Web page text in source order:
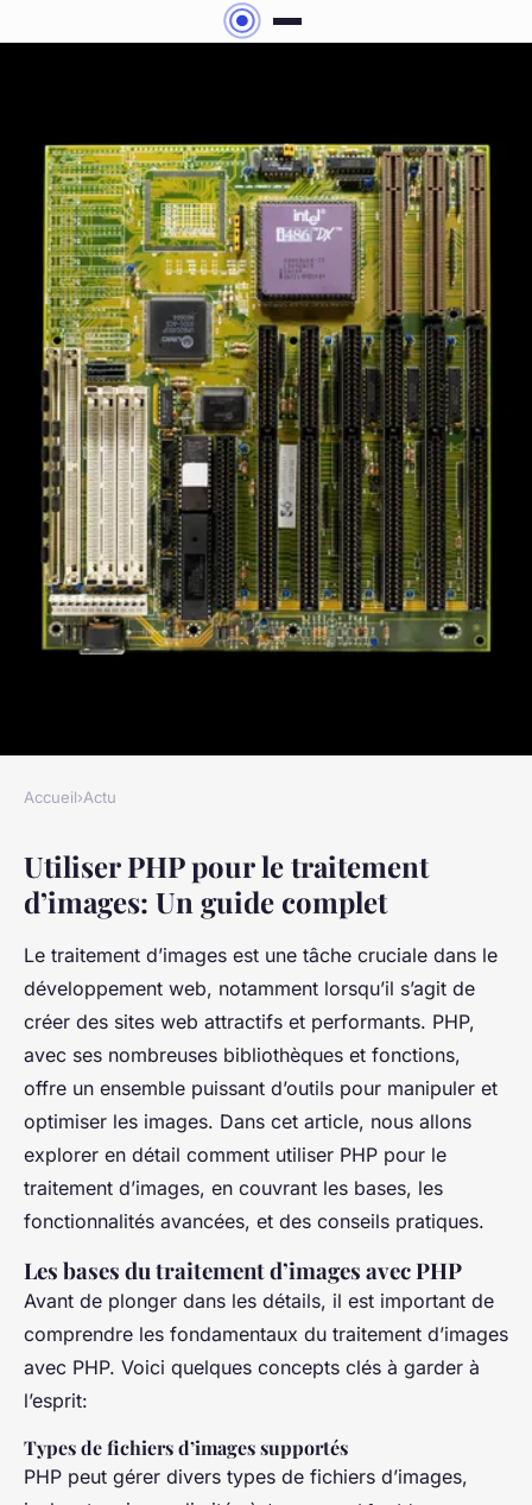
Utiliser PHP pour le
traitement d'images
William•12 décembre 2024•5 min de lecture
Accueil›Actu
Utiliser PHP pour le traitement
d’images: Un guide complet
Le traitement d’images est une tâche cruciale dans le
développement web, notamment lorsqu’il s’agit de
créer des sites web attractifs et performants. PHP,
avec ses nombreuses bibliothèques et fonctions,
offre un ensemble puissant d’outils pour manipuler et
optimiser les images. Dans cet article, nous allons
explorer en détail comment utiliser PHP pour le
traitement d’images, en couvrant les bases, les
fonctionnalités avancées, et des conseils pratiques.
Les bases du traitement d’images avec PHP
Avant de plonger dans les détails, il est important de
comprendre les fondamentaux du traitement d’images
avec PHP. Voici quelques concepts clés à garder à
l’esprit:
Types de fichiers d’images supportés
PHP peut gérer divers types de fichiers d’images,